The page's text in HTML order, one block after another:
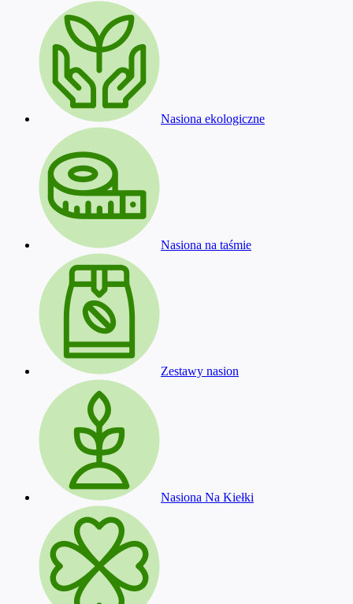
Nasiona ekologiczne
Nasiona na taśmie
Zestawy nasion
Nasiona Na Kiełki